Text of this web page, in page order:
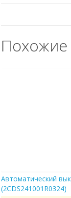
Автоматический
(2CDS241001R0324)